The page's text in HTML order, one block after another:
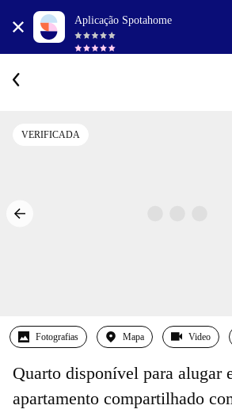
Aplicação Spotahome
VERIFICADA
Fotografias Mapa Video
Quarto disponível para alugar
apartamento compartilhado